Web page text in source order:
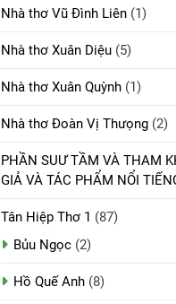
Nhà thơ Vũ Đình Liên (1)
Nhà thơ Xuân Diệu (5)
Nhà thơ Xuân Quỳnh (1)
Nhà thơ Đoàn Vị Thưọng (2)
PHẦN SUƯ TẦM VÀ THAM
GIẢ VÀ TÁC PHẨM NỔI
Tân Hiệp Thơ 1 (87)
Bủu Ngọc (2)
Hồ Quế Anh (8)